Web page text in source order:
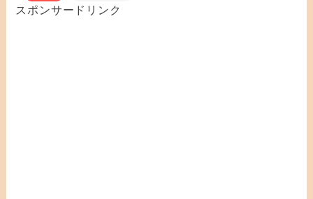
スポンサードリンク